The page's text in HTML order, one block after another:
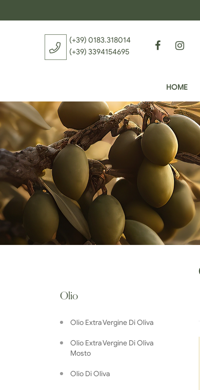
(+39) 0183.318014
(+39) 3394154695
Facebook
HOME
Olio
Olio Extra Vergine Di Oliva
Olio Extra Vergine Di Oliva
Mosto
Olio Di Oliva